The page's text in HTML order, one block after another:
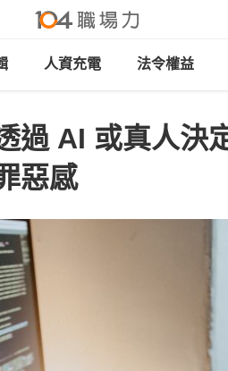
人資充電 法令權益
過 AI 或真人決
惡感